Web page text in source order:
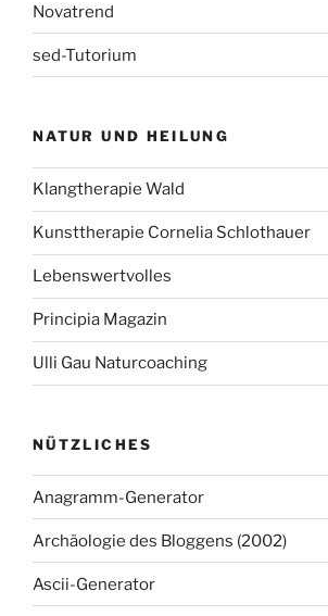
Novatrend
sed-Tutorium
NATUR UND HEILUNG
Klangtherapie Wald
Kunsttherapie Cornelia Schlothauer
Lebenswertvolles
Principia Magazin
Ulli Gau Naturcoaching
NÜTZLICHES
Anagramm-Generator
Archäologie des Bloggens (2002)
Ascii-Generator